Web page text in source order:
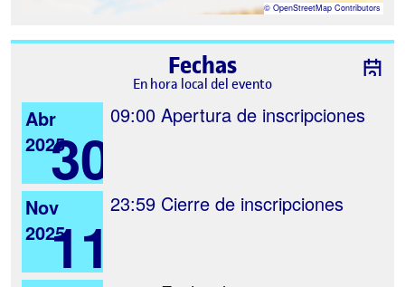
© OpenStreetMap Contributors
Fechas
En hora local del evento
Abr
202530
09:00 Apertura de inscripciones
Nov
202511
23:59 Cierre de inscripciones